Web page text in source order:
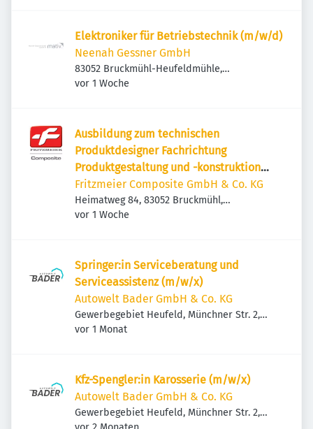
Elektroniker für Betriebstechnik (m/w/d)
Neenah Gessner GmbH
83052 Bruckmühl-Heufeldmühle,
Deutschland
Veröffentlicht
vor 1 Woche
Ausbildung zum technischen
Produktdesigner Fachrichtung
Produktgestaltung und -konstruktion
(m/w/d)
Fritzmeier Composite GmbH & Co. KG
Heimatweg 84, 83052 Bruckmühl,
Deutschland
Veröffentlicht
vor 1 Woche
Springer:in Serviceberatung und
Serviceassistenz (m/w/x)
Autowelt Bader GmbH & Co. KG
Gewerbegebiet Heufeld, Münchner Str. 2,
83052 Bruckmühl, Deutschland
Veröffentlicht
vor 1 Monat
Kfz-Spengler:in Karosserie (m/w/x)
Autowelt Bader GmbH & Co. KG
Gewerbegebiet Heufeld, Münchner Str. 2,
Veröffentlicht: